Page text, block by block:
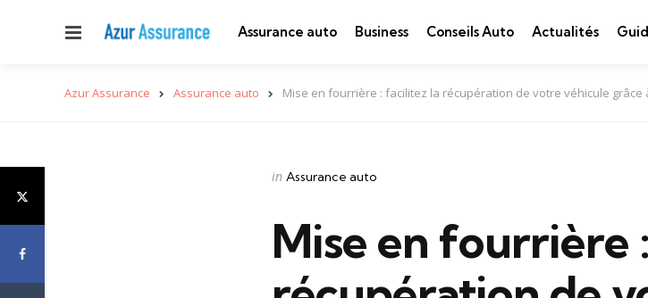
Menu Assurance auto Business Conseils Auto Actualités
Azur Assurance Assurance auto Mise en fourrière : facilitez la récupération de votre véhicule grâce
Categories
Posted
in Assurance auto
Mise en fourrière